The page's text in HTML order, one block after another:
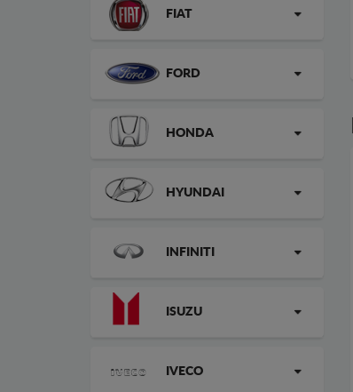
FIAT
FORD
HONDA
HYUNDAI
INFINITI
ISUZU
IVECO